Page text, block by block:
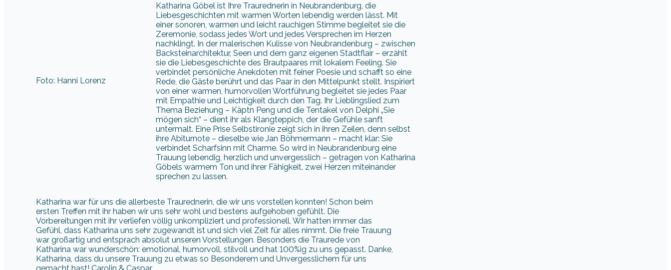
Foto: Hanni Lorenz
Katharina Göbel ist Ihre Traurednerin in Neubrandenburg, die
Liebesgeschichten mit warmen Worten lebendig werden lässt. Mit
einer sonoren, warmen und leicht rauchigen Stimme begleitet sie die
Zeremonie, sodass jedes Wort und jedes Versprechen im Herzen
nachklingt. In der malerischen Kulisse von Neubrandenburg – zwischen
Backsteinarchitektur, Seen und dem ganz eigenen Stadtflair – erzählt
sie die Liebesgeschichte des Brautpaares mit lokalem Feeling. Sie
verbindet persönliche Anekdoten mit feiner Poesie und schafft so eine
Rede, die Gäste berührt und das Paar in den Mittelpunkt stellt. Inspiriert
von einer warmen, humorvollen Wortführung begleitet sie jedes Paar
mit Empathie und Leichtigkeit durch den Tag. Ihr Lieblingslied zum
Thema Beziehung – Käptn Peng und die Tentakel von Delphi „Sie
mögen sich“ – dient ihr als Klangteppich, der die Gefühle sanft
untermalt. Eine Prise Selbstironie zeigt sich in ihren Zeilen, denn selbst
ihre Abiturnote – dieselbe wie Jan Böhmermann – macht klar: Sie
verbindet Scharfsinn mit Charme. So wird in Neubrandenburg eine
Trauung lebendig, herzlich und unvergesslich – getragen von Katharina
Göbels warmem Ton und ihrer Fähigkeit, zwei Herzen miteinander
sprechen zu lassen.
Katharina war für uns die allerbeste Traurednerin, die wir uns vorstellen konnten! Schon beim
ersten Treffen mit ihr haben wir uns sehr wohl und bestens aufgehoben gefühlt. Die
Vorbereitungen mit ihr verliefen völlig unkompliziert und professionell. Wir hatten immer das
Gefühl, dass Katharina uns sehr zugewandt ist und sich viel Zeit für alles nimmt. Die freie Trauung
war großartig und entsprach absolut unseren Vorstellungen. Besonders die Traurede von
Katharina war wunderschön: emotional, humorvoll, stilvoll und hat 100%ig zu uns gepasst. Danke,
Katharina, dass du unsere Trauung zu etwas so Besonderem und Unvergesslichem für uns
gemacht hast! Carolin & Caspar